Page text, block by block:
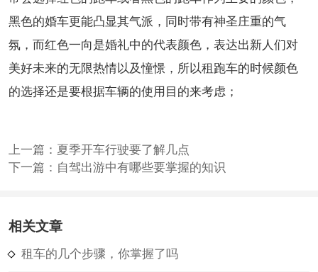
黑色的婚车更能凸显其气派，同时带有神圣庄重的气
氛，而红色一向是婚礼中的代表颜色，表达出新人们对
美好未来的无限热情以及憧憬，所以租跑车的时候颜色
的选择还是要根据车辆的使用目的来考虑；
上一篇： 夏季开车行驶要了解几点
下一篇： 自驾出游中有哪些要掌握的知识
相关文章
租车的几个步骤，你掌握了吗